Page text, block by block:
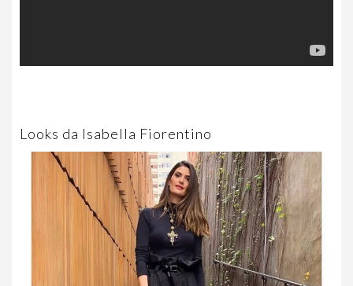
Looks da Isabella Fiorentino